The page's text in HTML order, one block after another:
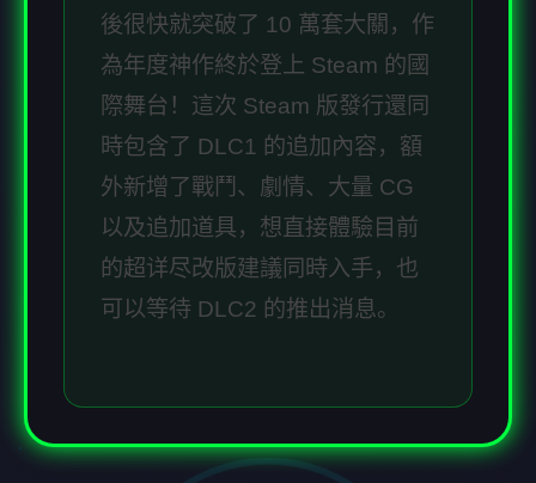
後很快就突破了 10 萬套大關，作
為年度神作終於登上 Steam 的國
際舞台！這次 Steam 版發行還同
時包含了 DLC1 的追加內容，額
外新增了戰鬥、劇情、大量 CG
以及追加道具，想直接體驗目前
的超详尽改版建議同時入手，也
可以等待 DLC2 的推出消息。